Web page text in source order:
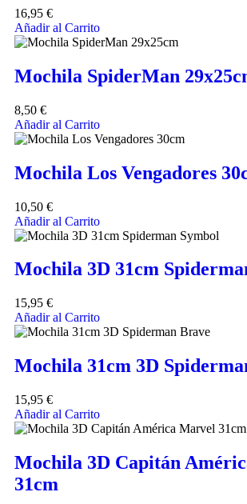
16,95 €
Añadir al Carrito
Mochila SpiderMan
8,50 €
Añadir al Carrito
Mochila Los Vengadores
10,50 €
Añadir al Carrito
Mochila 3D 31cm
15,95 €
Añadir al Carrito
Mochila 31cm 3D
15,95 €
Añadir al Carrito
Mochila 3D Capitán
31cm